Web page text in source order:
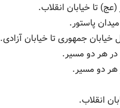
تا خیابان انقلاب.
پاستور.
جمهوری تا خیابان آزادی.
در هر دو مسیر.
هر دو مسیر.
انقلاب.